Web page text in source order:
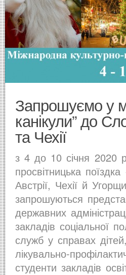
Запрошуємо у
канікули” до
та Чехії
з 4 до 10 січня 2020
просвітницька
Австрії, Чехії й
запрошуються
державних
закладів соціальної
служб у справах
лікувально-
студенти закладів